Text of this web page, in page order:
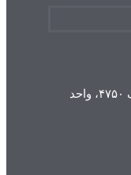
کانادا، انتاریو، نورث یورک، خیابان یانگ، پلاک ۴۷۵۰، واحد